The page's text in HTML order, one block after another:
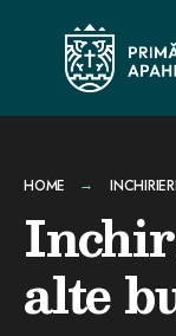
HOME
alte